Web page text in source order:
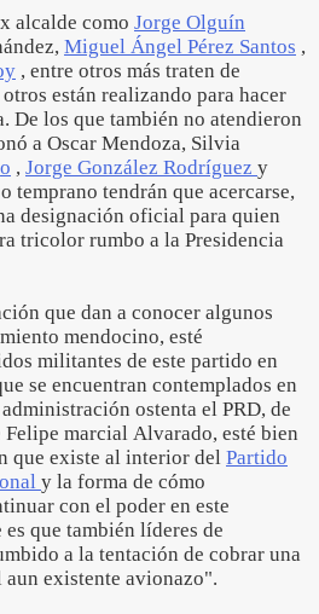
alcalde como Jorge Olguín
Miguel Ángel Pérez Santos ,
, entre otros más traten de
están realizando para hacer
De los que también no atendieron
a Oscar Mendoza, Silvia
, Jorge González Rodríguez y
temprano tendrán que acercarse,
designación oficial para quien
tricolor rumbo a la Presidencia
que dan a conocer algunos
mendocino, esté
militantes de este partido en
se encuentran contemplados en
ostenta el PRD, de
marcial Alvarado, esté bien
que existe al interior del Partido
y la forma de cómo
con el poder en este
que también líderes de
a la tentación de cobrar una
existente avionazo".